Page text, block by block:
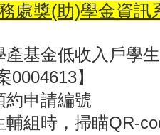
處獎(助)學金資訊
基金低收入戶學
】
申請編號
組時，掃瞄QR-